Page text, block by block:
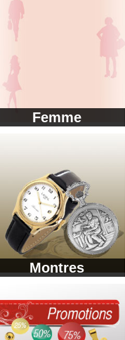
Femme
Montres